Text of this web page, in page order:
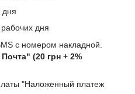
дня
дня
с номером накладной.
(20 грн + 2%
"Наложенный платеж